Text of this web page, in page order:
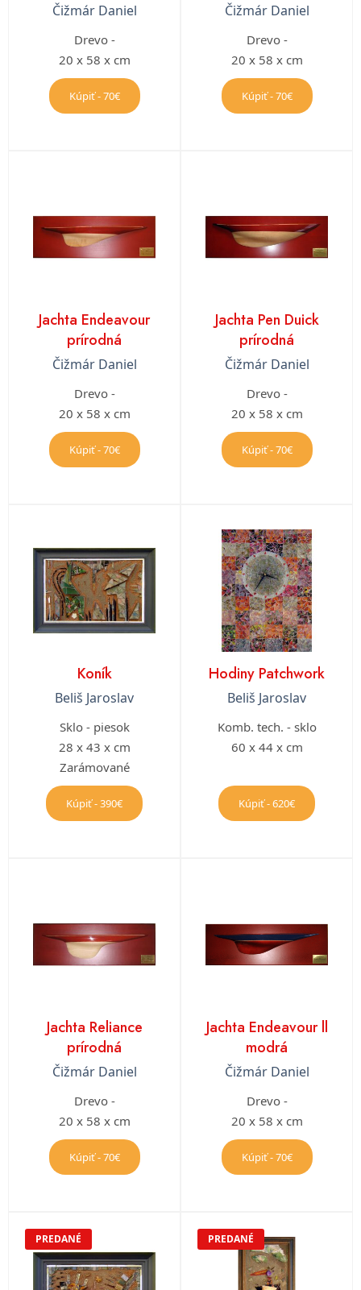
Čižmár Daniel
Drevo -
20 x 58 x cm
Kúpiť - 70€
Čižmár Daniel
Drevo -
20 x 58 x cm
Kúpiť - 70€
Jachta Endeavour
prírodná
Čižmár Daniel
Drevo -
20 x 58 x cm
Kúpiť - 70€
Jachta Pen Duick
prírodná
Čižmár Daniel
Drevo -
20 x 58 x cm
Kúpiť - 70€
Koník
Beliš Jaroslav
Sklo - piesok
28 x 43 x cm
Zarámované
Kúpiť - 390€
Hodiny Patchwork
Beliš Jaroslav
Komb. tech. - sklo
60 x 44 x cm
Kúpiť - 620€
Jachta Reliance
prírodná
Čižmár Daniel
Drevo -
20 x 58 x cm
Kúpiť - 70€
Jachta Endeavour ll
modrá
Čižmár Daniel
Drevo -
20 x 58 x cm
Kúpiť - 70€
PREDANÉ PREDANÉ